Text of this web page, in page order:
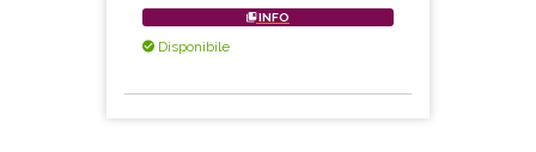
INFO
Disponibile